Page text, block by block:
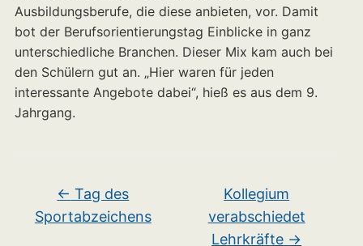
Ausbildungsberufe, die diese anbieten, vor. Damit
bot der Berufsorientierungstag Einblicke in ganz
unterschiedliche Branchen. Dieser Mix kam auch bei
den Schülern gut an. „Hier waren für jeden
interessante Angebote dabei“, hieß es aus dem 9.
Jahrgang.
← Tag des
Sportabzeichens
Kollegium
verabschiedet
Lehrkräfte →